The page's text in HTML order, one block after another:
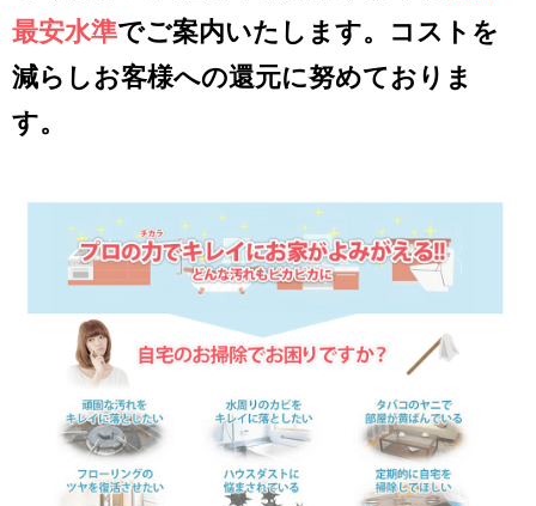
最安水準でご案内いたします。コストを
減らしお客様への還元に努めておりま
す。